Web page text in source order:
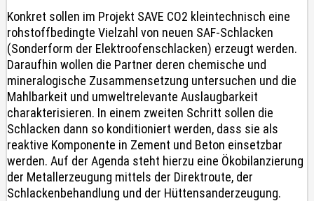
Konkret sollen im Projekt SAVE CO2 kleintechnisch eine
rohstoffbedingte Vielzahl von neuen SAF-Schlacken
(Sonderform der Elektroofenschlacken) erzeugt werden.
Daraufhin wollen die Partner deren chemische und
mineralogische Zusammensetzung untersuchen und die
Mahlbarkeit und umweltrelevante Auslaugbarkeit
charakterisieren. In einem zweiten Schritt sollen die
Schlacken dann so konditioniert werden, dass sie als
reaktive Komponente in Zement und Beton einsetzbar
werden. Auf der Agenda steht hierzu eine Ökobilanzierung
der Metallerzeugung mittels der Direktroute, der
Schlackenbehandlung und der Hüttensanderzeugung.